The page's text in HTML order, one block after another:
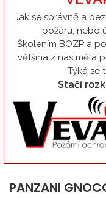
Jak se správně a
požáru, nebo
Školením BOZP a
většina z nás měla
Týká se
Stačí
PANZANI